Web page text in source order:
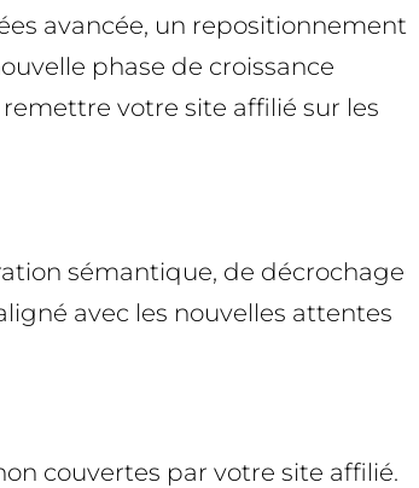
avancée, un repositionnement
phase de croissance
votre site affilié sur les
sémantique, de décrochage
avec les nouvelles attentes
couvertes par votre site affilié.